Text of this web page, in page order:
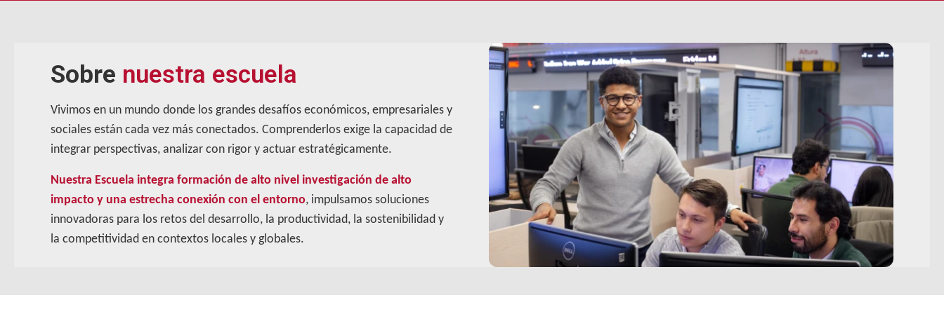
Sobre nuestra escuela
Vivimos en un mundo donde los grandes desafíos económicos, empresariales y
sociales están cada vez más conectados. Comprenderlos exige la capacidad de
integrar perspectivas, analizar con rigor y actuar estratégicamente.
Nuestra Escuela integra formación de alto nivel investigación de alto
impacto y una estrecha conexión con el entorno, impulsamos soluciones
innovadoras para los retos del desarrollo, la productividad, la sostenibilidad y
la competitividad en contextos locales y globales.